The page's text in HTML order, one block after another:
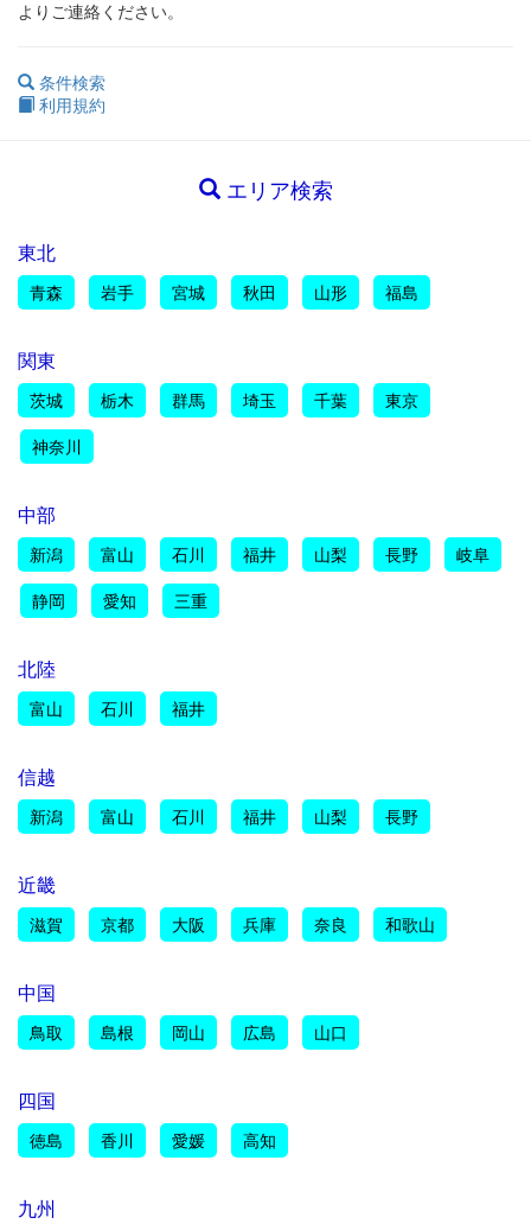
よりご連絡ください。
条件検索
利用規約
エリア検索
東北
青森 岩手 宮城 秋田 山形 福島
関東
茨城 栃木 群馬 埼玉 千葉 東京
神奈川
中部
新潟 富山 石川 福井 山梨 長野 岐阜
静岡 愛知 三重
北陸
富山 石川 福井
信越
新潟 富山 石川 福井 山梨 長野
近畿
滋賀 京都 大阪 兵庫 奈良 和歌山
中国
鳥取 島根 岡山 広島 山口
四国
徳島 香川 愛媛 高知
九州